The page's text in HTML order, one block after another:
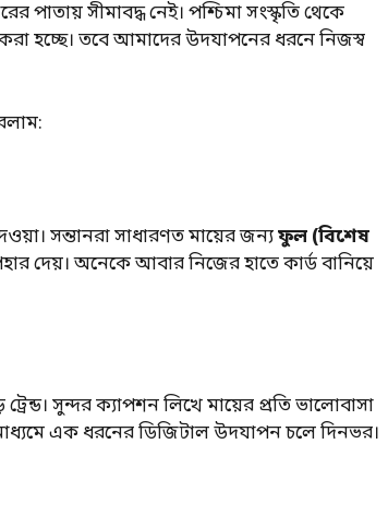
পাতায় সীমাবদ্ধ নেই। পশ্চিমা সংস্কৃতি থেকে
হচ্ছে। তবে আমাদের উদযাপনের ধরনে নিজস্ব
সন্তানরা সাধারণত মায়ের জন্যফুল (বিশেষ
দেয়। অনেকে আবার নিজের হাতে কার্ড বানিয়ে
সুন্দর ক্যাপশন লিখে মায়ের প্রতি ভালোবাসা
এক ধরনের ডিজিটাল উদযাপন চলে দিনভর।